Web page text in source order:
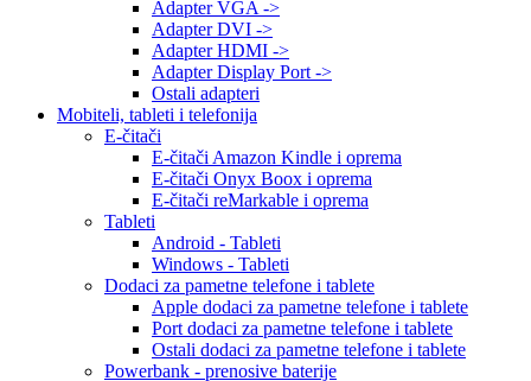
Adapter VGA ->
Adapter DVI ->
Adapter HDMI ->
Adapter Display Port ->
Ostali adapteri
Mobiteli, tableti i telefonija
E-čitači
E-čitači Amazon Kindle i oprema
E-čitači Onyx Boox i oprema
E-čitači reMarkable i oprema
Tableti
Android - Tableti
Windows - Tableti
Dodaci za pametne telefone i tablete
Apple dodaci za pametne telefone i tablete
Port dodaci za pametne telefone i tablete
Ostali dodaci za pametne telefone i tablete
Powerbank - prenosive baterije